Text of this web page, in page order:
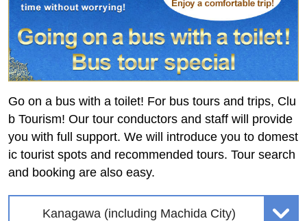
Go on a bus with a toilet! For bus tours and trips, Clu
b Tourism! Our tour conductors and staff will provide
you with full support. We will introduce you to domest
ic tourist spots and recommended tours. Tour search
and booking are also easy.
Kanagawa (including Machida City)